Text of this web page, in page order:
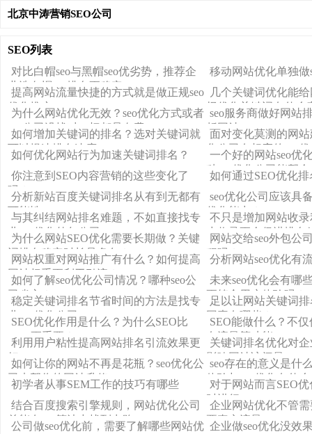
北京中涛营销SEO公司
SEO列表
对比白帽seo与黑帽seo优劣势，推荐企
业选白帽seo排名更稳定
移动网站优化单独
提高网站流量快捷的方式就是做正规seo
优化推广
几个关键词优化能
择优化关键词有什么
为什么网站优化无效？seo优化方式或者
seo公司没找对一切都是白费
seo服务商做好网站
析网站
如何增加关键词的排名？选对关键词就
可以提速排名速度
面对变化莫测的网
化公司有相应的seo
如何优化网站行为加速关键词排名？
一个好的网站seo优
种seo优化公司能帮
你注意到SEO内容营销的这些变化了
吗？
如何通过SEO优化
分析新站百度关键词排名从有到无都有
可能性
seo优化公司应该具
优化能力？
与其纠结网站排名难题，不如直接找专
业seo优化外包公司
不只是增加网站收
少收录更会促进排名
为什么网站SEO优化需要长期做？关键
词排名稳定时长是多久？
网站交给seo外包公
程吗？
网站权重对网站推广有什么？如何提高
网站权重更利于引流？
分析网站seo优化有
如何了解seo优化公司情况？哪种seo公
司省心？
未来seo优化会有哪
更符合用户体验吗？
稳定关键词排名节省时间的方法是找专
业seo优化公司
足以让网站关键词
因素有哪些？
SEO优化作用是什么？为什么SEO比
SEM更重要？
SEO能做什么？不
有流量等功能
利用用户粘性提高网站排名引流效果更
好
关键词排名优化对
影响网站访问量
如何让你的网站不再是花瓶？seo优化公
司来帮你的网站升值
seo存在的意义是什
体验与seo优化有什
初学者从事SEM工作的技巧有哪些
对于网站而言SEO
时进行
结合百度搜索引擎规则，网站优化公司
总能在seo算法中找到出路
企业网站优化不管
要真实流量
公司做seo优化前，需要了解哪些网站优 企业做seo优化没效